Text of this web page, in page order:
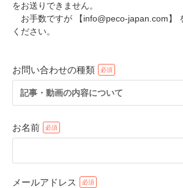
をお送りできません。
お手数ですが 【info@peco-japan.com】
ください。
お問い合わせの種類
記事・動画の内容について
お名前
メールアドレス